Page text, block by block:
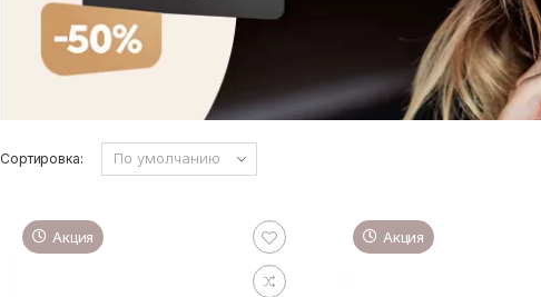
Сортировка:
Акция Акция